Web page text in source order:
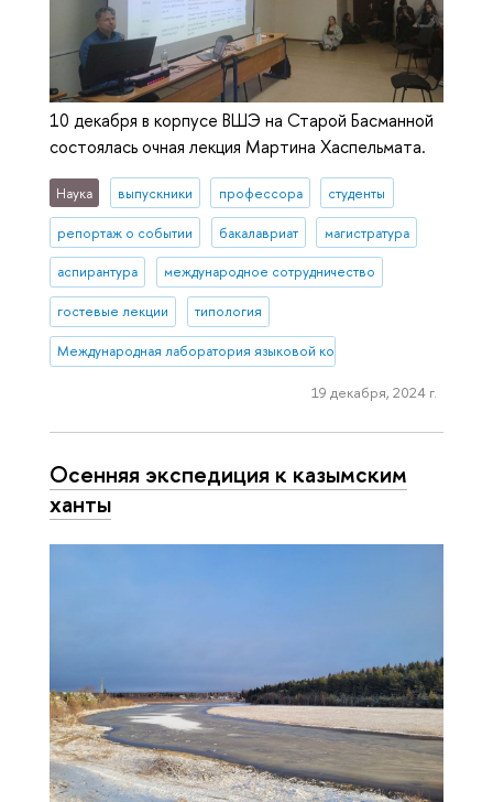
10 декабря в корпусе ВШЭ на Старой Басманной
состоялась очная лекция Мартина Хаспельмата.
Наука выпускники профессора студенты
репортаж о событии бакалавриат магистратура
аспирантура международное сотрудничество
гостевые лекции типология
Международная лаборатория языковой конвергенции
19 декабря, 2024 г.
Осенняя экспедиция к казымским
ханты